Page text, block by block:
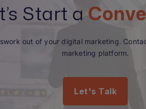
Start a
out of your digital marketing.
marketing platform.
Let's Talk